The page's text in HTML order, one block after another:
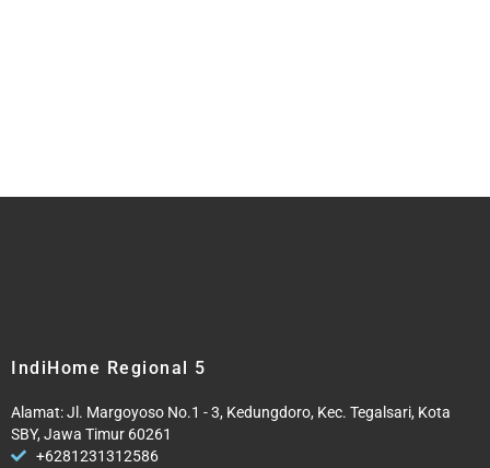
IndiHome Regional 5
Alamat: Jl. Margoyoso No.1 - 3, Kedungdoro, Kec. Tegalsari, Kota
SBY, Jawa Timur 60261
+6281231312586